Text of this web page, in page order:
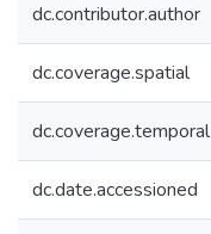
dc.contributor.author
dc.coverage.spatial
dc.coverage.temporal
dc.date.accessioned